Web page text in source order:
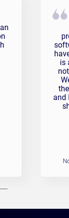
is
and